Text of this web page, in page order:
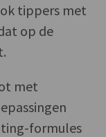
tippers met
op de
met
formules